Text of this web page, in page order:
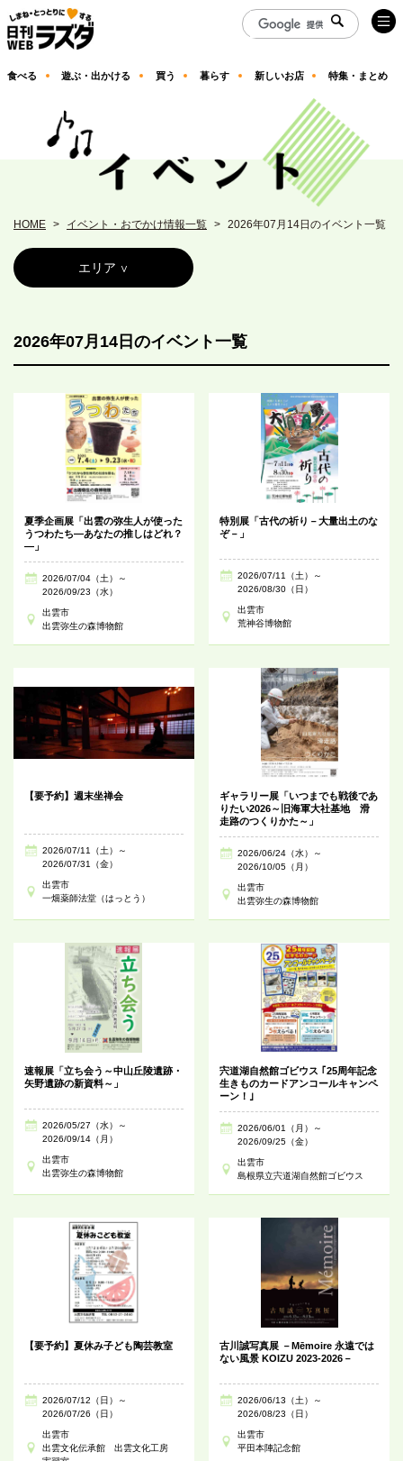
食べる 遊ぶ・出かける 買う 暮らす 新しいお店 特集・まとめ
HOME イベント・おでかけ情報一覧 2026年07月14日のイベント一覧
エリア
2026年07月14日のイベント一覧
夏季企画展「出雲の弥生人が使った
うつわたち―あなたの推しはどれ？
―」
2026/07/04（土）～
2026/09/23（水）
出雲市
出雲弥生の森博物館
特別展「古代の祈り－大量出土のな
ぞ－」
2026/07/11（土）～
2026/08/30（日）
出雲市
荒神谷博物館
【要予約】週末坐禅会
2026/07/11（土）～
2026/07/31（金）
出雲市
一畑薬師法堂（はっとう）
ギャラリー展「いつまでも戦後であ
りたい2026～旧海軍大社基地 滑
走路のつくりかた～」
2026/06/24（水）～
2026/10/05（月）
出雲市
出雲弥生の森博物館
速報展「立ち会う～中山丘陵遺跡・
矢野遺跡の新資料～」
2026/05/27（水）～
2026/09/14（月）
出雲市
出雲弥生の森博物館
宍道湖自然館ゴビウス ｢25周年記念
生きものカードアンコールキャンペ
ーン！｣
2026/06/01（月）～
2026/09/25（金）
出雲市
島根県立宍道湖自然館ゴビウス
【要予約】夏休み子ども陶芸教室
2026/07/12（日）～
2026/07/26（日）
出雲市
出雲文化伝承館 出雲文化工房
古川誠写真展 －Mēmoire 永遠では
ない風景 KOIZU 2023-2026－
2026/06/13（土）～
2026/08/23（日）
出雲市
平田本陣記念館